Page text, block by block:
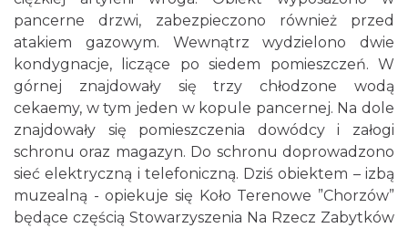
pancerne drzwi, zabezpieczono również przed
atakiem gazowym. Wewnątrz wydzielono dwie
kondygnacje, liczące po siedem pomieszczeń. W
górnej znajdowały się trzy chłodzone wodą
cekaemy, w tym jeden w kopule pancernej. Na dole
znajdowały się pomieszczenia dowódcy i załogi
schronu oraz magazyn. Do schronu doprowadzono
sieć elektryczną i telefoniczną. Dziś obiektem – izbą
muzealną - opiekuje się Koło Terenowe ”Chorzów”
będące częścią Stowarzyszenia Na Rzecz Zabytków